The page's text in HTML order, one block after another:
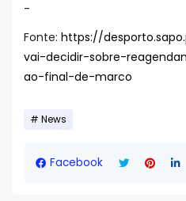
-
Fonte: https://
vai-decidir-sobre-
ao-final-de-marco
News
Facebook